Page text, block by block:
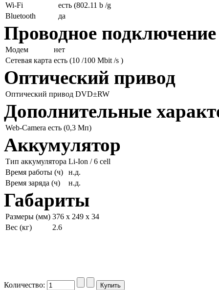
Wi-Fi
есть (802.11 b /g
Bluetooth
да
Проводное подключение
Модем
нет
Сетевая карта есть (10 /100 Mbit /s )
Оптический привод
Оптический привод DVD±RW
Дополнительные
Web-Camera есть (0,3 Мп)
Аккумулятор
Тип аккумулятора Li-Ion / 6 cell
Время работы (ч)
н.д.
Время заряда (ч)
н.д.
Габариты
Размеры (мм) 376 x 249 x 34
Вес (кг)
2.6
Количество: